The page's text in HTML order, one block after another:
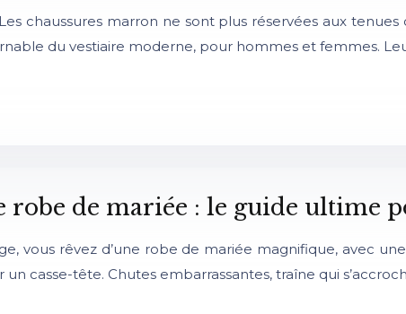
chaussures marron ne sont plus réservées aux
du vestiaire moderne, pour hommes et femmes.
robe de mariée : le guide ultime
vous rêvez d’une robe de mariée magnifique, avec
casse-tête. Chutes embarrassantes, traîne qui